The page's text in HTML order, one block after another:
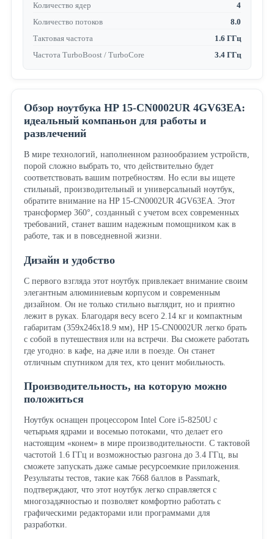
Количество ядер
4
Количество потоков
8.0
Тактовая частота
1.6 ГГц
Частота TurboBoost / TurboCore
3.4 ГГц
Обзор ноутбука HP 15-CN0002UR 4GV63EA:
идеальный компаньон для работы и
развлечений
В мире технологий, наполненном разнообразием устройств,
порой сложно выбрать то, что действительно будет
соответствовать вашим потребностям. Но если вы ищете
стильный, производительный и универсальный ноутбук,
обратите внимание на HP 15-CN0002UR 4GV63EA. Этот
трансформер 360°, созданный с учетом всех современных
требований, станет вашим надежным помощником как в
работе, так и в повседневной жизни.
Дизайн и удобство
С первого взгляда этот ноутбук привлекает внимание своим
элегантным алюминиевым корпусом и современным
дизайном. Он не только стильно выглядит, но и приятно
лежит в руках. Благодаря весу всего 2.14 кг и компактным
габаритам (359x246x18.9 мм), HP 15-CN0002UR легко брать
с собой в путешествия или на встречи. Вы сможете работать
где угодно: в кафе, на даче или в поезде. Он станет
отличным спутником для тех, кто ценит мобильность.
Производительность, на которую можно
положиться
Ноутбук оснащен процессором Intel Core i5-8250U с
четырьмя ядрами и восемью потоками, что делает его
настоящим «конем» в мире производительности. С тактовой
частотой 1.6 ГГц и возможностью разгона до 3.4 ГГц, вы
сможете запускать даже самые ресурсоемкие приложения.
Результаты тестов, такие как 7668 баллов в Passmark,
подтверждают, что этот ноутбук легко справляется с
многозадачностью и позволяет комфортно работать с
графическими редакторами или программами для
разработки.